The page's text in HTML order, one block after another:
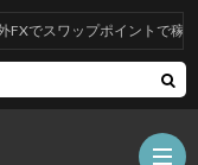
スワップポイントで稼ぐには